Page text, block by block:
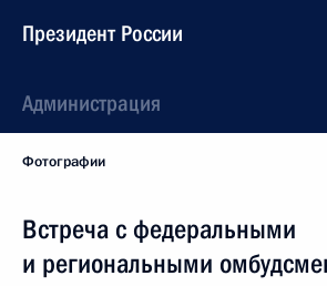
Президент России
Администрация
Фотографии
Встреча с федеральными
и региональными